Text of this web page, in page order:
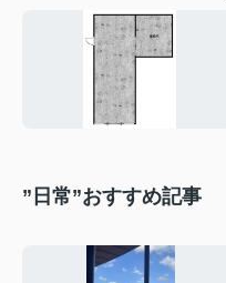
”日常”おすすめ記事